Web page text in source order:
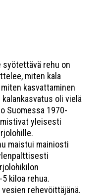
syötettävä rehu on
miten kala
kasvattaminen
oli vielä
Suomessa 1970-
yleisesti
maistui mainiosti
kiloa rehua.
rehevöittäjänä.